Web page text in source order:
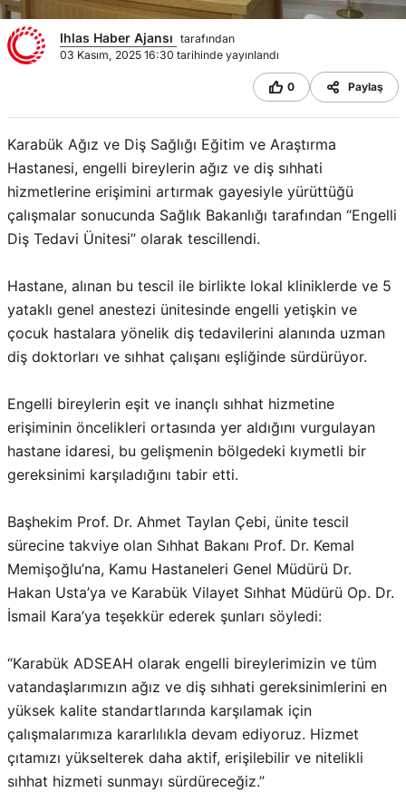
Ihlas Haber Ajansı tarafından
03 Kasım, 2025 16:30 tarihinde yayınlandı
0 Paylaş
Karabük Ağız ve Diş Sağlığı Eğitim ve Araştırma
Hastanesi, engelli bireylerin ağız ve diş sıhhati
hizmetlerine erişimini artırmak gayesiyle yürüttüğü
çalışmalar sonucunda Sağlık Bakanlığı tarafından “Engelli
Diş Tedavi Ünitesi” olarak tescillendi.
Hastane, alınan bu tescil ile birlikte lokal kliniklerde ve 5
yataklı genel anestezi ünitesinde engelli yetişkin ve
çocuk hastalara yönelik diş tedavilerini alanında uzman
diş doktorları ve sıhhat çalışanı eşliğinde sürdürüyor.
Engelli bireylerin eşit ve inançlı sıhhat hizmetine
erişiminin öncelikleri ortasında yer aldığını vurgulayan
hastane idaresi, bu gelişmenin bölgedeki kıymetli bir
gereksinimi karşıladığını tabir etti.
Başhekim Prof. Dr. Ahmet Taylan Çebi, ünite tescil
sürecine takviye olan Sıhhat Bakanı Prof. Dr. Kemal
Memişoğlu’na, Kamu Hastaneleri Genel Müdürü Dr.
Hakan Usta’ya ve Karabük Vilayet Sıhhat Müdürü Op. Dr.
İsmail Kara’ya teşekkür ederek şunları söyledi:
“Karabük ADSEAH olarak engelli bireylerimizin ve tüm
vatandaşlarımızın ağız ve diş sıhhati gereksinimlerini en
yüksek kalite standartlarında karşılamak için
çalışmalarımıza kararlılıkla devam ediyoruz. Hizmet
çıtamızı yükselterek daha aktif, erişilebilir ve nitelikli
sıhhat hizmeti sunmayı sürdüreceğiz.”